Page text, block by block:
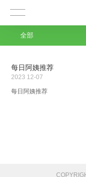
每日阿姨推荐
2023 12-07
每日阿姨推荐
全部